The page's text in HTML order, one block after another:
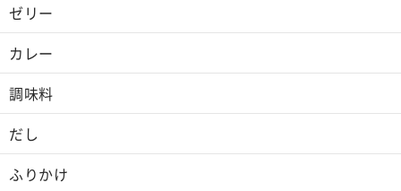
ゼリー
カレー
調味料
だし
ふりかけ